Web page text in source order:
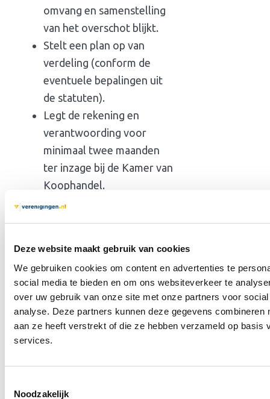
Deze website maakt gebruik van cookies
We gebruiken cookies om content en advertenties te
social media te bieden en om ons websiteverkeer te
over uw gebruik van onze site met onze partners voor
analyse. Deze partners kunnen deze gegevens combineren
aan ze heeft verstrekt of die ze hebben verzameld op basis
services.
Noodzakelijk
omvang en samenstelling
van het overschot blijkt.
Stelt een plan op van
verdeling (conform de
eventuele bepalingen uit
de statuten).
Legt de rekening en
verantwoording voor
minimaal twee maanden
ter inzage bij de Kamer van
Koophandel.
Maakt in een regionale
krant bekend waar en tot
verantwoording ter inzage
ligt.
de vereniging definitief
ophoudt te bestaan bij de
Kamer van Koophandel.
Einde